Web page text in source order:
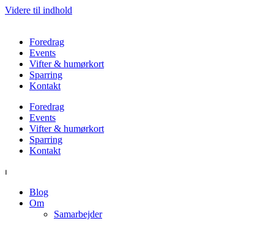
Videre til indhold
Foredrag
Events
Vifter & humørkort
Sparring
Kontakt
Foredrag
Events
Vifter & humørkort
Sparring
Kontakt
⏐
Blog
Om
Samarbejder